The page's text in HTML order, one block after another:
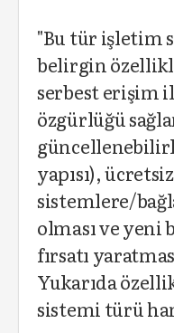
"Bu tür işletim
belirgin
serbest erişim
özgürlüğü
yapısı),
sistemlere/
olması ve yeni
fırsatı
Yukarıda
sistemi türü